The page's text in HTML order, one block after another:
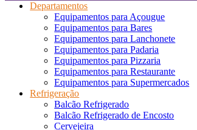
Departamentos
Equipamentos para Açougue
Equipamentos para Bares
Equipamentos para Lanchonete
Equipamentos para Padaria
Equipamentos para Pizzaria
Equipamentos para Restaurante
Equipamentos para Supermercados
Refrigeração
Balcão Refrigerado
Balcão Refrigerado de Encosto
Cervejeira